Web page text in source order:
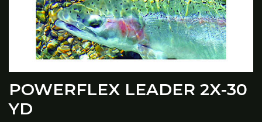
POWERFLEX LEADER 2X-30
YD